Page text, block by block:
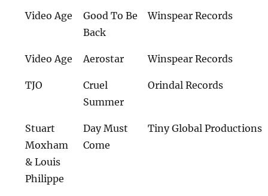
Video Age
Good To Be
Back
Winspear Records
Video Age Aerostar Winspear Records
TJO
Cruel
Summer
Orindal Records
Stuart
Moxham
& Louis
Philippe
Day Must
Come
Tiny Global Productions